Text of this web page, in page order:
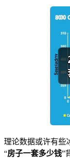
理论数据或许有些
“房子一套多少钱”